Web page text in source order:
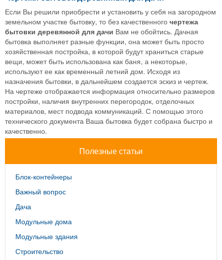
Если Вы решили приобрести и установить у себя на загородном
земельном участке бытовку, то без качественного чертежа
бытовки деревянной для дачи Вам не обойтись. Дачная
бытовка выполняет разные функции, она может быть просто
хозяйственная постройка, в которой будут храниться старые
вещи, может быть использована как баня, а некоторые,
используют ее как временный летний дом. Исходя из
назначения бытовки, в дальнейшем создается эскиз и чертеж.
На чертеже отображается информация относительно размеров
постройки, наличия внутренних перегородок, отделочных
материалов, мест подвода коммуникаций. С помощью этого
технического документа Ваша бытовка будет собрана быстро и
качественно.
Полезные статьи
Блок-контейнеры
Важный вопрос
Дача
Модульные дома
Модульные здания
Строительство